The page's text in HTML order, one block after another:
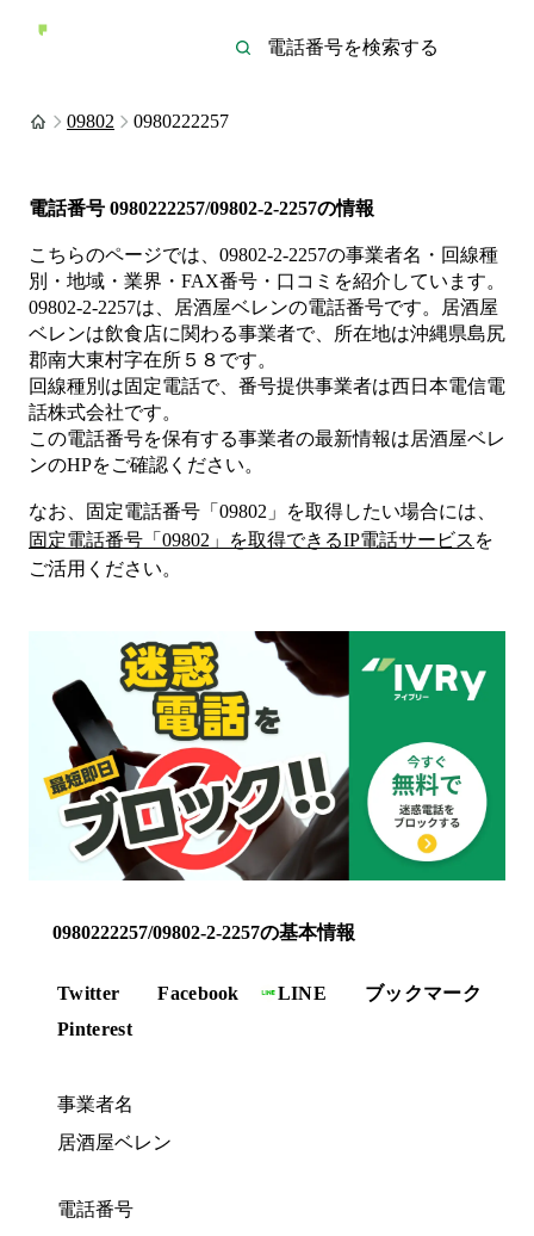
09802 0980222257
電話番号 0980222257/09802-2-2257の情報
こちらのページでは、 09802-2-2257の事業者名・回線種
別・地域・業界・FAX番号・口コミを紹介しています。
09802-2-2257は、 居酒屋ベレンの電話番号です。
居酒屋
ベレンは飲食店に関わる事業者で、所在地は沖縄県島尻
郡南大東村字在所５８ です。
回線種別は固定電話で、番号提供事業者は西日本電信電
話株式会社です。
この電話番号を保有する事業者の最新情報は居酒屋ベレ
ンのHPをご確認ください。
なお、固定電話番号「 09802 」を取得したい場合には、
固定電話番号「 09802 」を取得できるIP電話サービス を
ご活用ください。
0980222257/09802-2-2257の基本情報
Twitter Facebook LINE
ブックマーク
Pinterest
事業者名
居酒屋ベレン
電話番号